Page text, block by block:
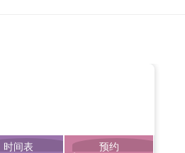
时间表 预约